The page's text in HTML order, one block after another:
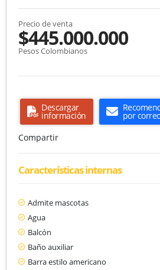
Precio de venta
$445.000.000
Pesos Colombianos
Descargar
información
por
Compartir
Características internas
Admite mascotas
Agua
Balcón
Baño auxiliar
Barra estilo americano